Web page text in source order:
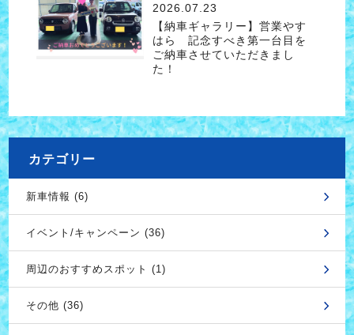
2026.07.23
【納車ギャラリー】営業やす
はら 記念すべき第一台目を
ご納車させていただきまし
た！
カテゴリー
新車情報 (6)
イベント/キャンペーン (36)
周辺のおすすめスポット (1)
その他 (36)